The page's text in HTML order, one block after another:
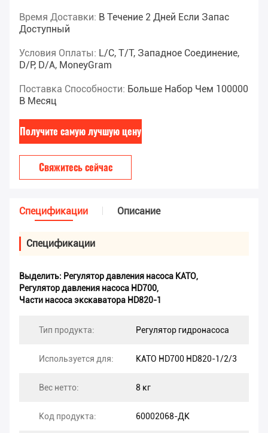
Время Доставки: В Течение 2 Дней Если Запас
Доступный
Условия Оплаты: L/C, T/T, Западное Соединение,
D/P, D/A, MoneyGram
Поставка Способности: Больше Набор Чем 100000
В Месяц
Получите самую лучшую цену
Свяжитесь сейчас
Спецификации Описание
Спецификации
Выделить: Регулятор давления насоса KATO,
Регулятор давления насоса HD700,
Части насоса экскаватора HD820-1
Тип продукта: Регулятор гидронасоса
Используется для: КАТО HD700 HD820-1/2/3
Вес нетто: 8 кг
Код продукта: 60002068-ДК